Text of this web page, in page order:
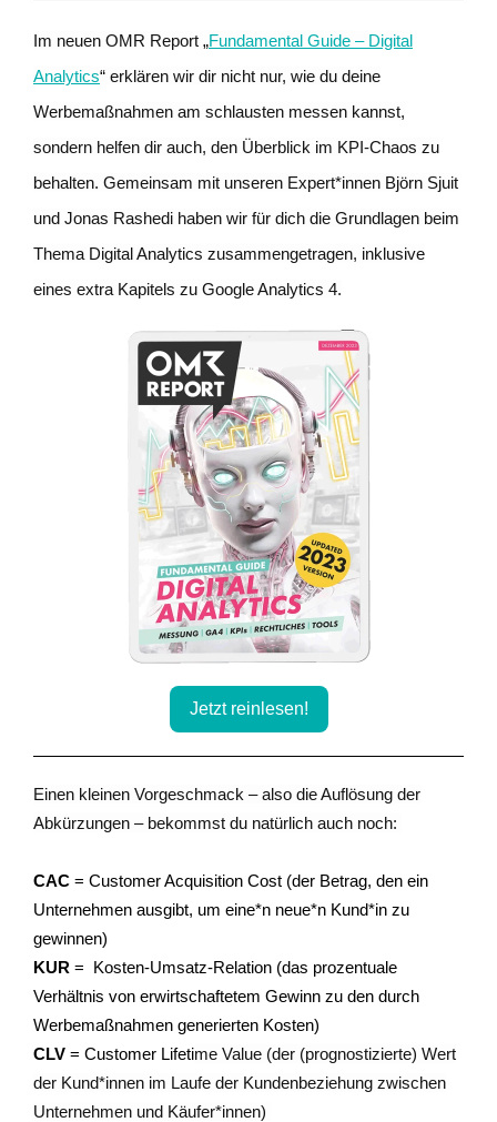
Im neuen OMR Report „Fundamental Guide – Digital
Analytics“ erklären wir dir nicht nur, wie du deine
Werbemaßnahmen am schlausten messen kannst,
sondern helfen dir auch, den Überblick im KPI-Chaos zu
behalten. Gemeinsam mit unseren Expert*innen Björn Sjuit
und Jonas Rashedi haben wir für dich die Grundlagen beim
Thema Digital Analytics zusammengetragen, inklusive
eines extra Kapitels zu Google Analytics 4.
Jetzt reinlesen!
Einen kleinen Vorgeschmack – also die Auflösung der
Abkürzungen – bekommst du natürlich auch noch:
CAC = Customer Acquisition Cost (der Betrag, den ein
Unternehmen ausgibt, um eine*n neue*n Kund*in zu
gewinnen)
KUR = Kosten-Umsatz-Relation (das prozentuale
Verhältnis von erwirtschaftetem Gewinn zu den durch
Werbemaßnahmen generierten Kosten)
CLV = Customer Lifetime Value (der (prognostizierte) Wert
der Kund*innen im Laufe der Kundenbeziehung zwischen
Unternehmen und Käufer*innen)